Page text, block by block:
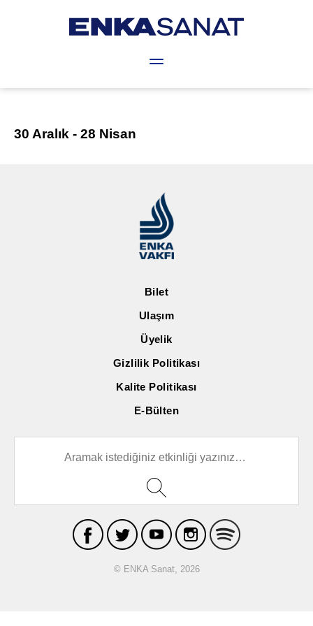
Hakkında Lale Tara Sanat Bursu Projeler
30 Aralık - 28 Nisan
Bilet
Ulaşım
Üyelik
Gizlilik Politikası
Kalite Politikası
E-Bülten
© ENKA Sanat, 2026